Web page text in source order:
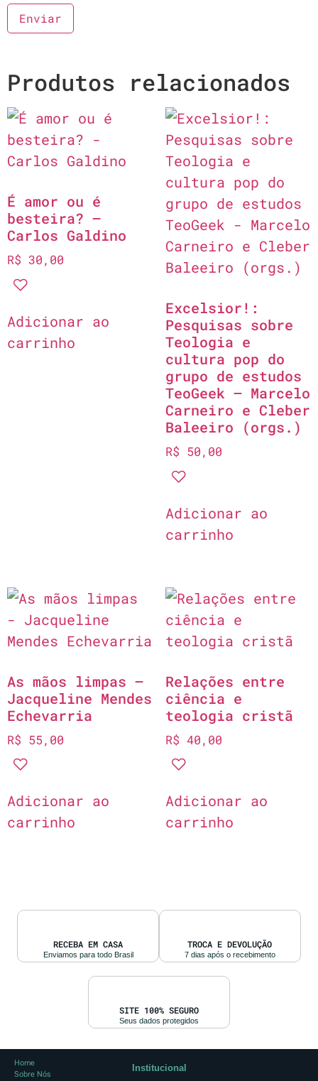
Produtos relacionados
É amor ou é
besteira? –
Carlos Galdino
R$ 30,00
Adicionar ao
carrinho
Excelsior!:
Pesquisas sobre
Teologia e
cultura pop do
grupo de estudos
TeoGeek – Marcelo
Carneiro e Cleber
Baleeiro (orgs.)
R$ 50,00
Adicionar ao
carrinho
As mãos limpas –
Jacqueline Mendes
Echevarria
R$ 55,00
Adicionar ao
carrinho
Relações entre
ciência e
teologia cristã
R$ 40,00
Adicionar ao
carrinho
RECEBA EM CASA
Enviamos para todo Brasil
TROCA E DEVOLUÇÃO
7 dias após o recebimento
SITE 100% SEGURO
Seus dados protegidos
Institucional
Home
Sobre Nós